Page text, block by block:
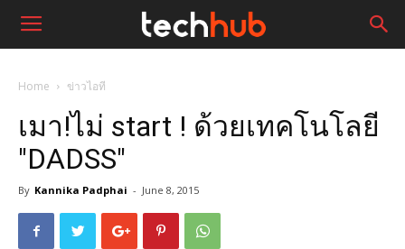
Home ข่าวไอที
เมา!ไม่ start ! ด้วยเทคโนโลยี
"DADSS"
By Kannika Padphai - June 8, 2015